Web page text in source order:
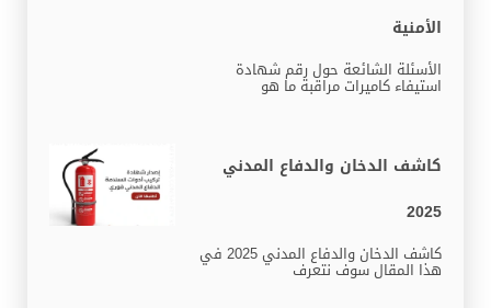
الأمنية
الأسئلة الشائعة حول رقم شهادة
استيفاء كاميرات مراقبة ما هو
كاشف الدخان والدفاع المدني
2025
كاشف الدخان والدفاع المدني 2025 في
هذا المقال سوف نتعرف